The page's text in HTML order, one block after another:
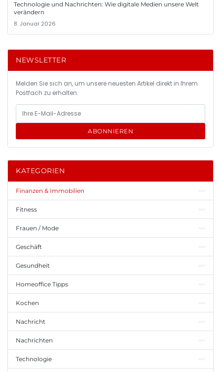
Technologie und Nachrichten: Wie digitale Medien unsere Welt
verändern
8. Januar 2026
NEWSLETTER
Melden Sie sich an, um unsere neuesten Artikel direkt in Ihrem
Postfach zu erhalten.
ABONNIEREN
KATEGORIEN
Finanzen & Immobilien
Fitness
Frauen / Mode
Geschäft
Gesundheit
Homeoffice Tipps
Kochen
Nachricht
Nachrichten
Technologie